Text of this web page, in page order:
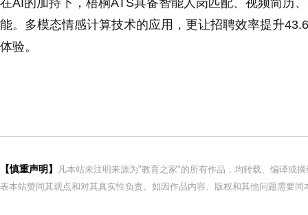
能。多模态情感计算技术的应用，更让招聘效率提升
体验。
【慎重声明】
凡本站未注明来源为"教育之家"的所有作品，均转载、编译或
表本站赞同其观点和对其真实性负责。如因作品内容、版权和其他问题需要